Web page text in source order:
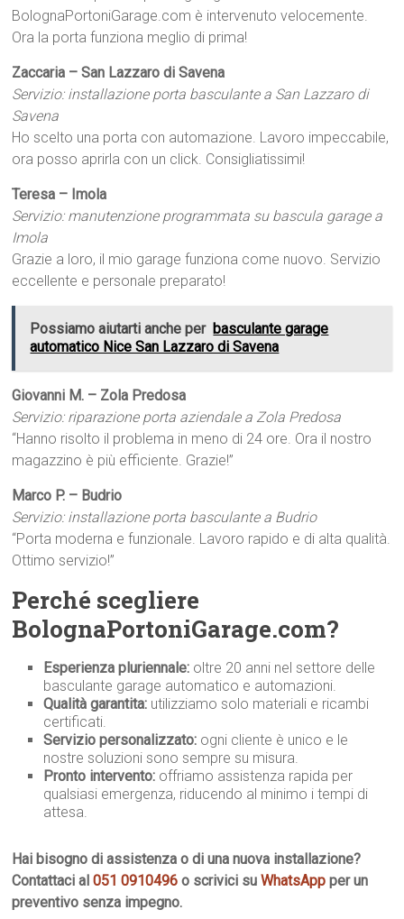
BolognaPortoniGarage.com è intervenuto velocemente.
Ora la porta funziona meglio di prima!
Zaccaria – San Lazzaro di Savena
Servizio: installazione porta basculante a San Lazzaro di
Savena
Ho scelto una porta con automazione. Lavoro impeccabile,
ora posso aprirla con un click. Consigliatissimi!
Teresa – Imola
Servizio: manutenzione programmata su bascula garage a
Imola
Grazie a loro, il mio garage funziona come nuovo. Servizio
eccellente e personale preparato!
Possiamo aiutarti anche per basculante garage
automatico Nice San Lazzaro di Savena
Giovanni M. – Zola Predosa
Servizio: riparazione porta aziendale a Zola Predosa
“Hanno risolto il problema in meno di 24 ore. Ora il nostro
magazzino è più efficiente. Grazie!”
Marco P. – Budrio
Servizio: installazione porta basculante a Budrio
“Porta moderna e funzionale. Lavoro rapido e di alta qualità.
Ottimo servizio!”
Perché scegliere
BolognaPortoniGarage.com?
Esperienza pluriennale: oltre 20 anni nel settore delle
basculante garage automatico e automazioni.
Qualità garantita: utilizziamo solo materiali e ricambi
certificati.
Servizio personalizzato: ogni cliente è unico e le
nostre soluzioni sono sempre su misura.
Pronto intervento: offriamo assistenza rapida per
qualsiasi emergenza, riducendo al minimo i tempi di
attesa.
Hai bisogno di assistenza o di una nuova installazione?
Contattaci al051 0910496 o scrivici suWhatsApp per un
preventivo senza impegno.